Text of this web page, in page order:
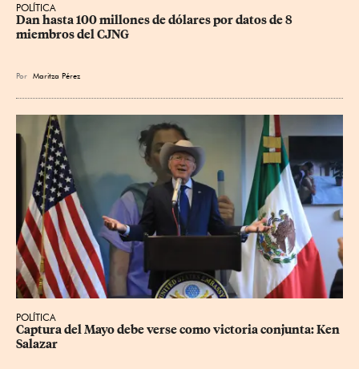
POLÍTICA
Dan hasta 100 millones de dólares por datos de 8
miembros del CJNG
Por Maritza Pérez
POLÍTICA
Captura del Mayo debe verse como victoria conjunta: Ken
Salazar